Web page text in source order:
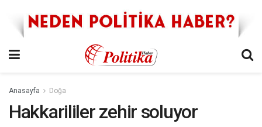
Anasayfa Doğa
Hakkarililer zehir soluyor